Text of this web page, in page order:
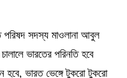
পরিষদ সদস্য মাওলানা আবুল
ভারতের পরিনতি হবে
হবে, ভারত ভেঙ্গে টুকরো টুকরো